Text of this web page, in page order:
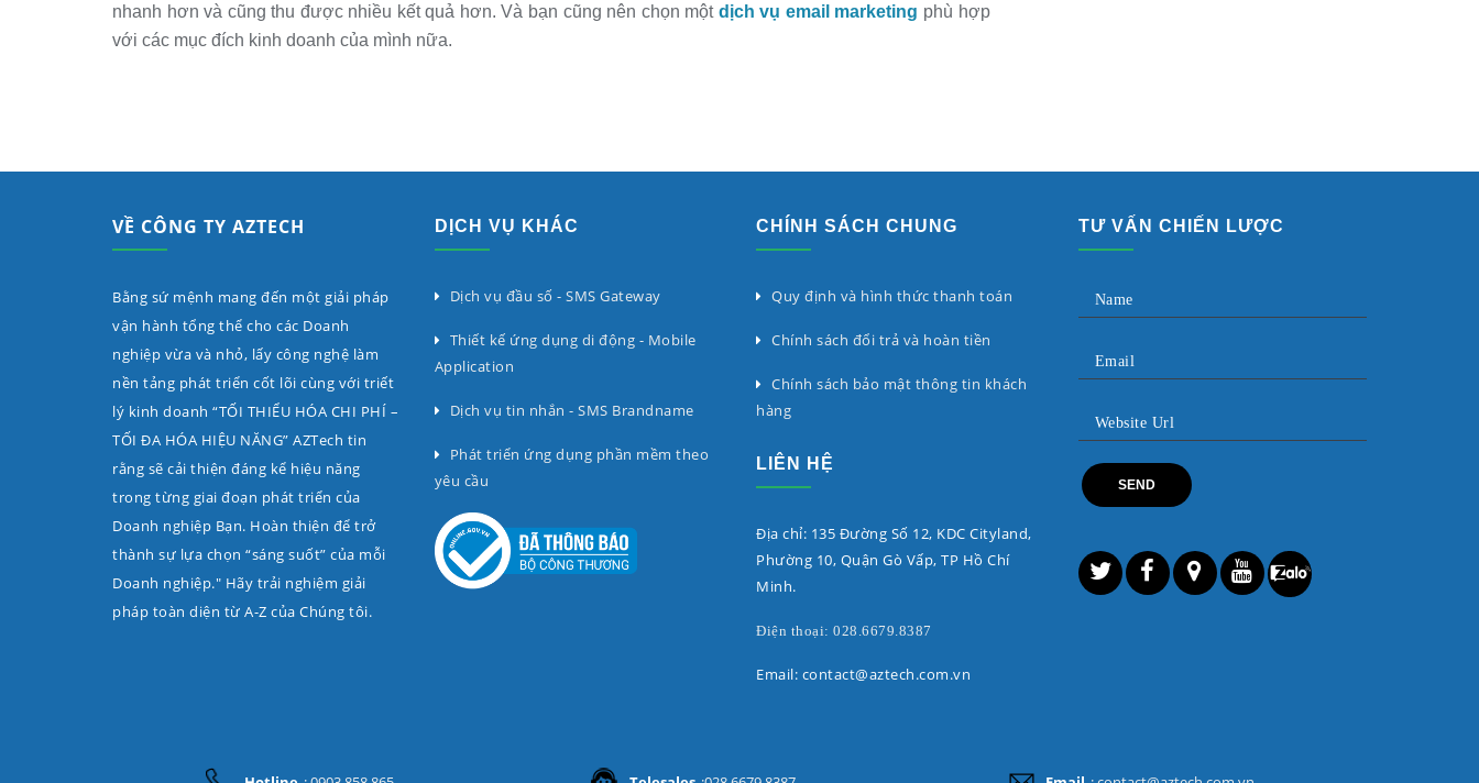
nhanh hơn và cũng thu được nhiều kết quả hơn. Và bạn cũng nên chọn một dịch vụ email marketing phù hợp
với các mục đích kinh doanh của mình nữa.
VỀ CÔNG TY AZTECH
Bằng sứ mệnh mang đến một giải pháp
vận hành tổng thể cho các Doanh
nghiệp vừa và nhỏ, lấy công nghệ làm
nền tảng phát triển cốt lõi cùng với triết
lý kinh doanh “TỐI THIỂU HÓA CHI PHÍ –
TỐI ĐA HÓA HIỆU NĂNG” AZTech tin
rằng sẽ cải thiện đáng kể hiệu năng
trong từng giai đoạn phát triển của
Doanh nghiệp Bạn. Hoàn thiện để trở
thành sự lựa chọn “sáng suốt” của mỗi
Doanh nghiệp." Hãy trải nghiệm giải
pháp toàn diện từ A-Z của Chúng tôi.
DỊCH VỤ KHÁC
Dịch vụ đầu số - SMS Gateway
Thiết kế ứng dụng di động - Mobile
Application
Dịch vụ tin nhắn - SMS Brandname
Phát triển ứng dụng phần mềm theo
yêu cầu
CHÍNH SÁCH CHUNG
Quy định và hình thức thanh toán
Chính sách đổi trả và hoàn tiền
Chính sách bảo mật thông tin khách
hàng
LIÊN HỆ
Địa chỉ: 135 Đường Số 12, KDC Cityland,
Phường 10, Quận Gò Vấp, TP Hồ Chí
Minh.
Điện thoại: 028.6679.8387
Email: contact@aztech.com.vn
TƯ VẤN CHIẾN LƯỢC